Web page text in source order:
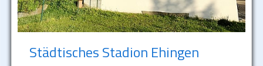
Städtisches Stadion Ehingen